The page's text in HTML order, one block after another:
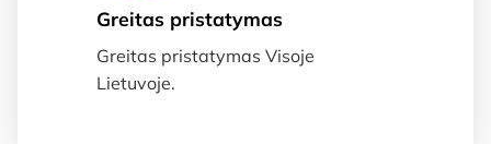
Greitas pristatymas
Greitas pristatymas Visoje
Lietuvoje.